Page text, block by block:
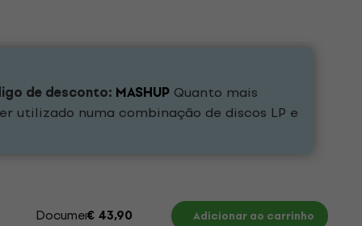
de desconto: MASHUP Quanto mais
utilizado numa combinação de discos LP e
Documentos
€ 43,90 Adicionar ao carrinho